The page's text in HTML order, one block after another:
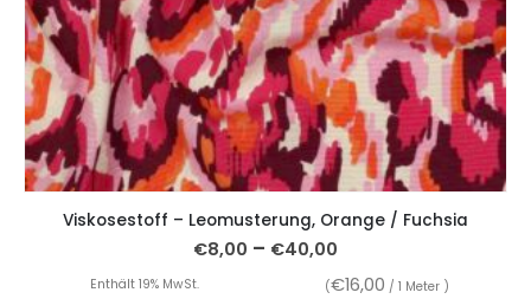
Viskosestoff – Leomusterung, Orange / Fuchsia
€8,00 – €40,00
Enthält 19% MwSt. (€16,00 / 1 Meter )